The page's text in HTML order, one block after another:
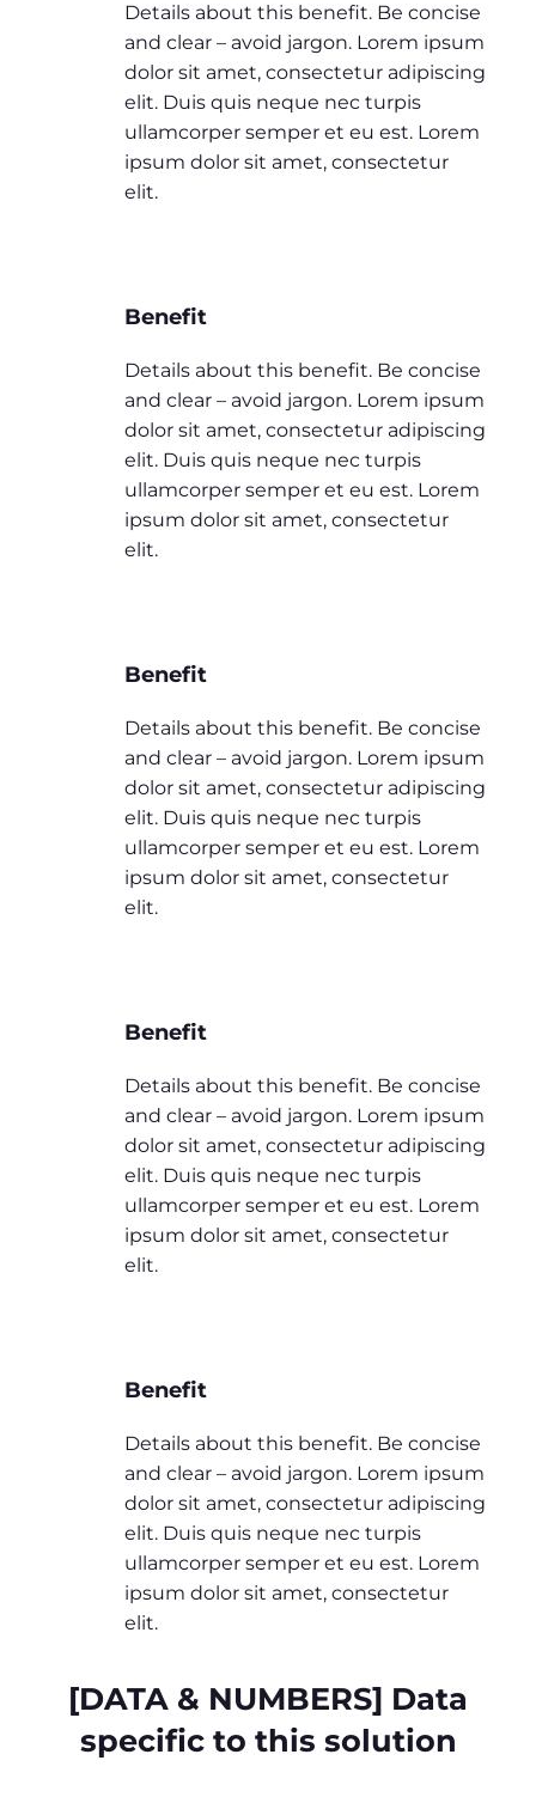
Details about this benefit. Be concise
and clear – avoid jargon. Lorem ipsum
dolor sit amet, consectetur adipiscing
elit. Duis quis neque nec turpis
ullamcorper semper et eu est. Lorem
ipsum dolor sit amet, consectetur
elit.
Benefit
Details about this benefit. Be concise
and clear – avoid jargon. Lorem ipsum
dolor sit amet, consectetur adipiscing
elit. Duis quis neque nec turpis
ullamcorper semper et eu est. Lorem
ipsum dolor sit amet, consectetur
elit.
Benefit
Details about this benefit. Be concise
and clear – avoid jargon. Lorem ipsum
dolor sit amet, consectetur adipiscing
elit. Duis quis neque nec turpis
ullamcorper semper et eu est. Lorem
ipsum dolor sit amet, consectetur
elit.
Benefit
Details about this benefit. Be concise
and clear – avoid jargon. Lorem ipsum
dolor sit amet, consectetur adipiscing
elit. Duis quis neque nec turpis
ullamcorper semper et eu est. Lorem
ipsum dolor sit amet, consectetur
elit.
Benefit
Details about this benefit. Be concise
and clear – avoid jargon. Lorem ipsum
dolor sit amet, consectetur adipiscing
elit. Duis quis neque nec turpis
ullamcorper semper et eu est. Lorem
ipsum dolor sit amet, consectetur
elit.
[DATA & NUMBERS] Data
specific to this solution